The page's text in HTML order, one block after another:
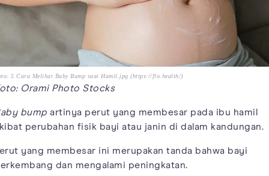
5 Cara Melihat Baby Bump saat Hamil.jpg (https://flo.health/)
Orami Photo Stocks
bump artinya perut yang membesar pada ibu hamil
perubahan fisik bayi atau janin di dalam kandungan.
yang membesar ini merupakan tanda bahwa bayi
dan mengalami peningkatan.